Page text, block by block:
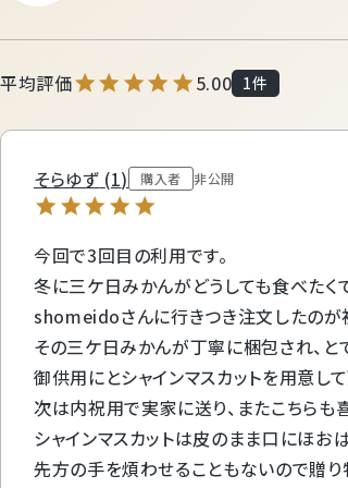
5.00 1
そらゆず 1 購入者
非公開
今回で3回目の利用です。
冬に三ケ日みかんがどうしても食べたく
shomeidoさんに行きつき注文したのが
その三ケ日みかんが丁寧に梱包され、と
御供用にとシャインマスカットを用意し
次は内祝用で実家に送り、またこちらも
シャインマスカットは皮のまま口にほお
先方の手を煩わせることもないので贈り